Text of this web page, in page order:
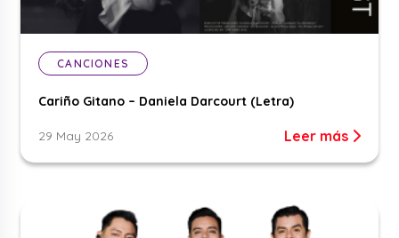
CANCIONES
Cariño Gitano – Daniela Darcourt (Letra)
29 May 2026 Leer más